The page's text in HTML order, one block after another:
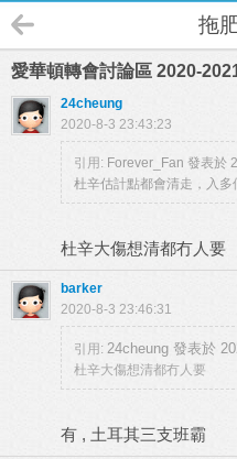
拖
愛華頓轉會討論區 2020-
24cheung
2020-8-3 23:43:23
引用: Forever_Fan 發表於
杜辛估計點都會清走，入
杜辛大傷想清都冇人要
barker
2020-8-3 23:46:31
引用: 24cheung 發表於
杜辛大傷想清都冇人要
有 , 土耳其三支班霸